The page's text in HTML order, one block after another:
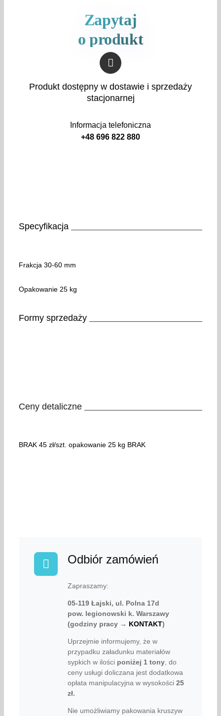
Zapytaj
o produkt
Produkt dostępny w dostawie i sprzedaży
stacjonarnej
Informacja telefoniczna
+48 696 822 880
Specyfikacja
Frakcja 30-60 mm
Opakowanie 25 kg
Formy sprzedaży
Ceny detaliczne
BRAK 45 zł/szt. opakowanie 25 kg BRAK
Odbiór zamówień
Zapraszamy:
05-119 Łajski, ul. Polna 17d
pow. legionowski k. Warszawy
(godziny pracy → KONTAKT)
Uprzejmie informujemy, że w
przypadku załadunku materiałów
sypkich w ilości poniżej 1 tony, do
ceny usługi doliczana jest dodatkowa
opłata manipulacyjna w wysokości 25
zł.
Nie umożliwiamy pakowania kruszyw